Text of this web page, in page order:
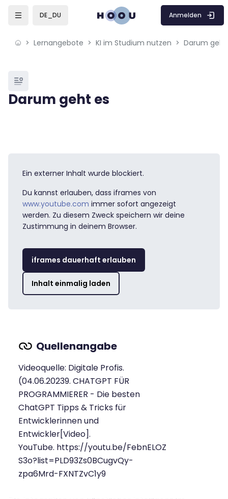
Skip to sidebar navigation menu
Skip to mobile navigation menu
Skip to sidebar hidden blocks
DE_DU Anmelden
Lernangebote KI im Studium nutzen Darum
Blöcke
Darum geht es
Ein externer Inhalt wurde blockiert.
Du kannst erlauben, dass iframes von
www.youtube.com immer sofort angezeigt
werden. Zu diesem Zweck speichern wir deine
Zustimmung in deinem Browser.
iframes dauerhaft erlauben
Inhalt einmalig laden
Videoquelle: Digitale Profis.
(04.06.20239. CHATGPT FÜR
PROGRAMMIERER - Die besten
ChatGPT Tipps & Tricks für
Entwicklerinnen und
Entwickler[Video].
YouTube. https://youtu.be/FebnELOZ
S3o?list=PLD93Zs0BCugvQy-
zpa6Mrd-FXNTZvC1y9